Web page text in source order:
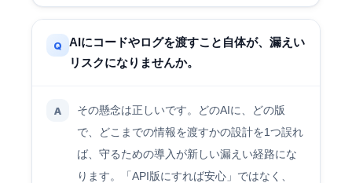
Q
AIにコードやログを渡すこと自体が、漏えい
リスクになりませんか。
A
その懸念は正しいです。どのAIに、どの版
で、どこまでの情報を渡すかの設計を1つ誤れ
ば、守るための導入が新しい漏えい経路にな
ります。「API版にすれば安心」ではなく、